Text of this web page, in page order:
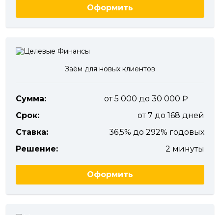
Оформить
Заём для новых клиентов
Сумма:
от 5 000 до 30 000
Срок:
от 7 до 168 дней
Ставка:
36,5% до 292% годовых
Решение:
2 минуты
Оформить